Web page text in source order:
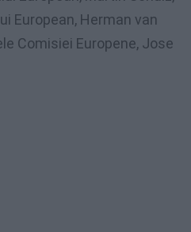
European, Herman van
Comisiei Europene, Jose